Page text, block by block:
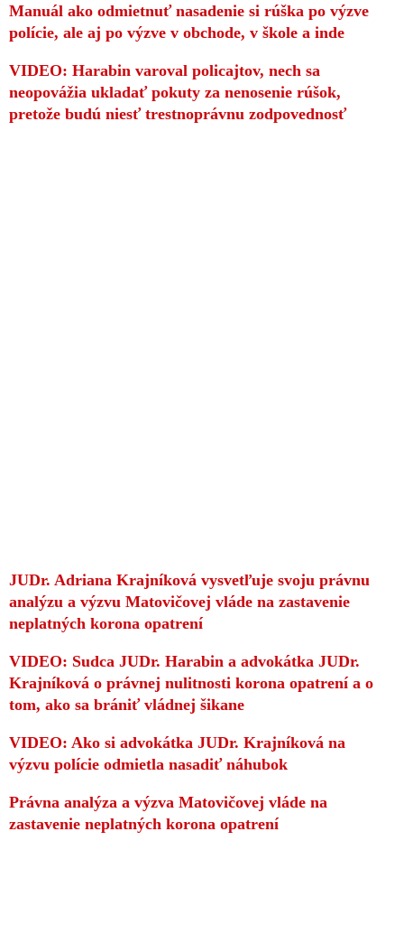
Manuál ako odmietnuť nasadenie si rúška po výzve
polície, ale aj po výzve v obchode, v škole a inde
VIDEO: Harabin varoval policajtov, nech sa
neopovážia ukladať pokuty za nenosenie rúšok,
pretože budú niesť trestnoprávnu zodpovednosť
JUDr. Adriana Krajníková vysvetľuje svoju právnu
analýzu a výzvu Matovičovej vláde na zastavenie
neplatných korona opatrení
VIDEO: Sudca JUDr. Harabin a advokátka JUDr.
Krajníková o právnej nulitnosti korona opatrení a o
tom, ako sa brániť vládnej šikane
VIDEO: Ako si advokátka JUDr. Krajníková na
výzvu polície odmietla nasadiť náhubok
Právna analýza a výzva Matovičovej vláde na
zastavenie neplatných korona opatrení